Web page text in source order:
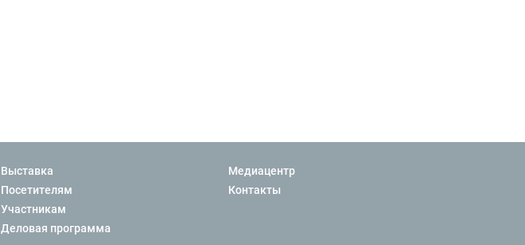
Выставка
Посетителям
Участникам
Деловая программа
Медиацентр
Контакты